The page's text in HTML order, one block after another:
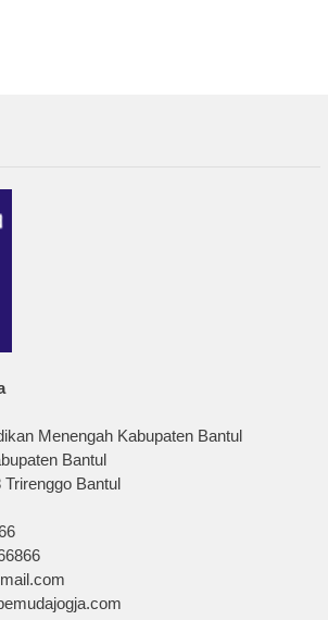
Menengah Kabupaten Bantul
Bantul
Bantul